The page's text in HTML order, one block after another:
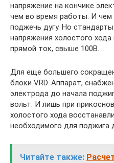
напряжение на кончике
чем во время работы. И чем
поджечь дугу. Но
напряжения холостого
прямой ток, свыше 100В.
Для еще большего
блоки VRD. Аппарат,
электрода до начала
вольт. И лишь при
холостого хода
необходимого для поджига
Читайте также: